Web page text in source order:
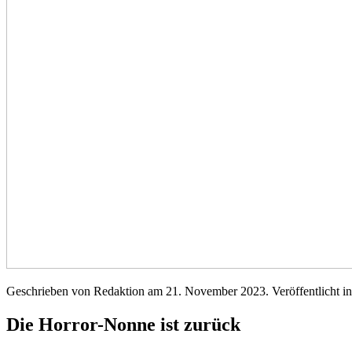
Geschrieben von Redaktion am 21. November 2023. Veröffentlicht in
Die Horror-Nonne ist zurück